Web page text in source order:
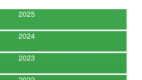
2025
2024
2023